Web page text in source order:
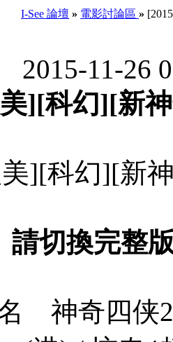
I-See 論壇 » 電影討論區 »
2015-11-26
][科幻][新
][科幻][新
請切換完整
奇四侠